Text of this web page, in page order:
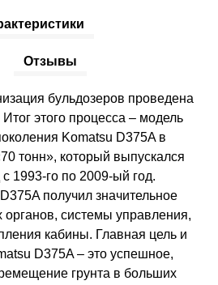
Отзывы
бульдозеров проведена
этого процесса – модель
Komatsu D375A в
тонн», который выпускался
1993-го по 2009-ый год.
получил значительное
системы управления,
кабины. Главная цель и
D375A – это успешное,
грунта в больших